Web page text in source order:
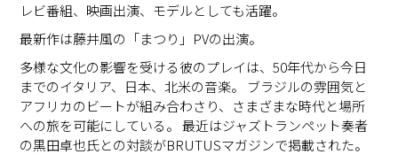
レビ番組、映画出演、モデルとしても活躍。
最新作は藤井風の「まつり」PVの出演。
多様な文化の影響を受ける彼のプレイは、50年代から今日
までのイタリア、日本、北米の音楽。 ブラジルの雰囲気と
アフリカのビートが組み合わさり、さまざまな時代と場所
への旅を可能にしている。 最近はジャズトランペット奏者
の黒田卓也氏との対談がBRUTUSマガジンで掲載された。